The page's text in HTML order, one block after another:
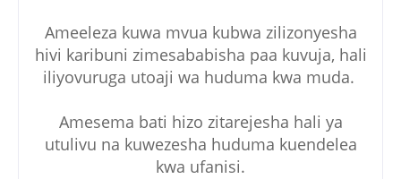
Ameeleza kuwa mvua kubwa zilizonyesha
hivi karibuni zimesababisha paa kuvuja, hali
iliyovuruga utoaji wa huduma kwa muda.
Amesema bati hizo zitarejesha hali ya
utulivu na kuwezesha huduma kuendelea
kwa ufanisi.